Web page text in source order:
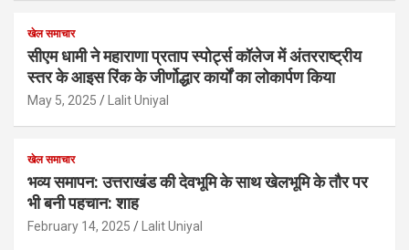
खेल समाचार
सीएम धामी ने महाराणा प्रताप स्पोर्ट्स कॉलेज में अंतरराष्ट्रीय
स्तर के आइस रिंक के जीर्णोद्धार कार्यों का लोकार्पण किया
May 5, 2025 Lalit Uniyal
खेल समाचार
भव्य समापन: उत्तराखंड की देवभूमि के साथ खेलभूमि के तौर पर
भी बनी पहचान: शाह
February 14, 2025 Lalit Uniyal